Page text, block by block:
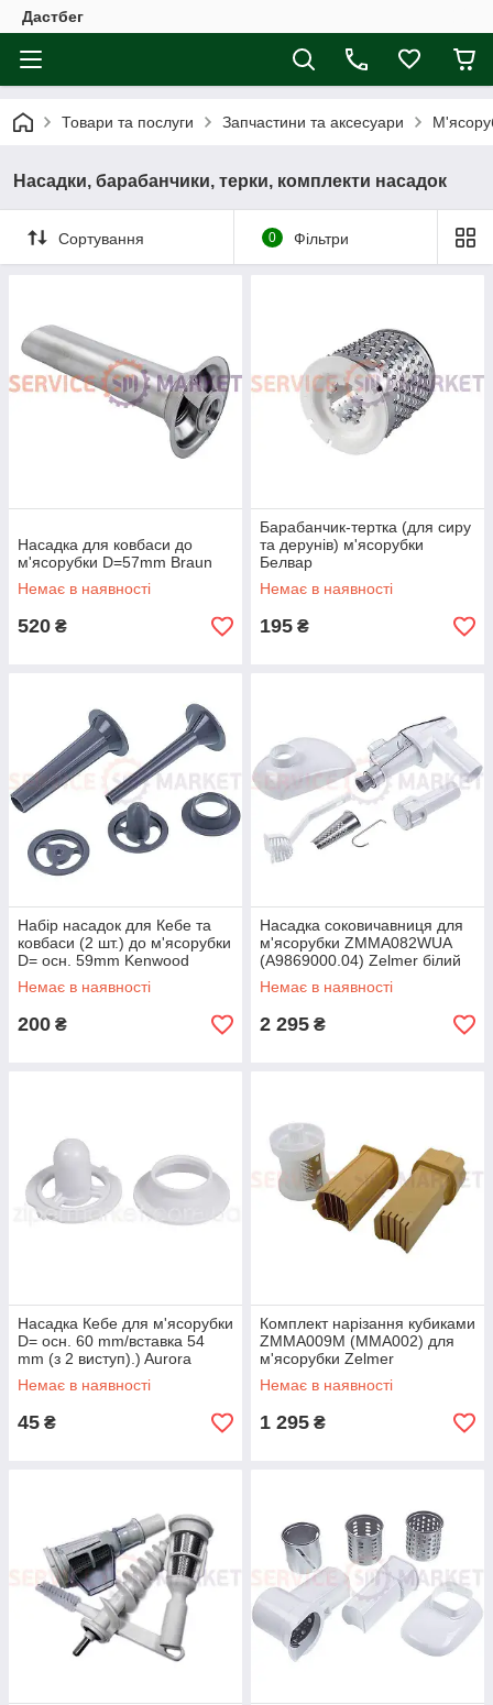
Дастбег
Товари та послуги Запчастини та аксесуари
Насадки, барабанчики, терки, комплекти насадок
Сортування 0 Фільтри
Насадка для ковбаси до
м'ясорубки D=57mm Braun
Немає в наявності
520 ₴
Барабанчик-тертка (для сиру
та дерунів) м'ясорубки
Белвар
Немає в наявності
195 ₴
Набір насадок для Кебе та
ковбаси (2 шт.) до м'ясорубки
D= осн. 59mm Kenwood
Немає в наявності
200 ₴
Насадка соковичавниця для
м'ясорубки ZMMA082WUA
(A9869000.04) Zelmer білий
(аксесуар)
Немає в наявності
2 295 ₴
Насадка Кебе для м'ясорубки
D= осн. 60 mm/вставка 54
mm (з 2 виступ).) Aurora
білий
Немає в наявності
45 ₴
Комплект нарізання кубиками
ZMMA009M (MMA002) для
м'ясорубки Zelmer
Немає в наявності
1 295 ₴